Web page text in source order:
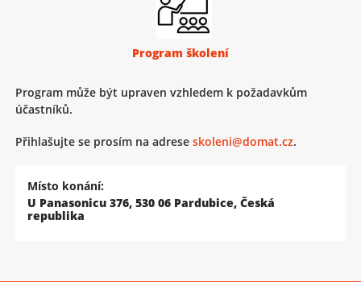
Program školení
Program může být upraven vzhledem k požadavkům
účastníků.
Přihlašujte se prosím na adrese skoleni@domat.cz.
Místo konání:
U Panasonicu 376, 530 06 Pardubice, Česká
republika